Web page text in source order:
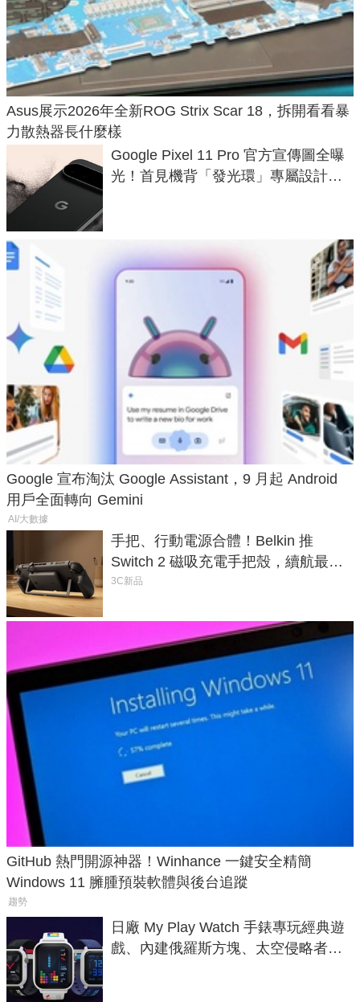
Asus展示2026年全新ROG Strix Scar 18，拆開看看暴
力散熱器長什麼樣
Google Pixel 11 Pro 官方宣傳圖全曝
光！首見機背「發光環」專屬設計、
Google 宣布淘汰 Google Assistant，9 月起 Android
用戶全面轉向 Gemini
AI/大數據
手把、行動電源合體！Belkin 推
Switch 2 磁吸充電手把殼，續航最高
延長 1.5 倍
3C新品
GitHub 熱門開源神器！Winhance 一鍵安全精簡
Windows 11 臃腫預裝軟體與後台追蹤
趨勢
日廠 My Play Watch 手錶專玩經典遊
戲、內建俄羅斯方塊、太空侵略者，